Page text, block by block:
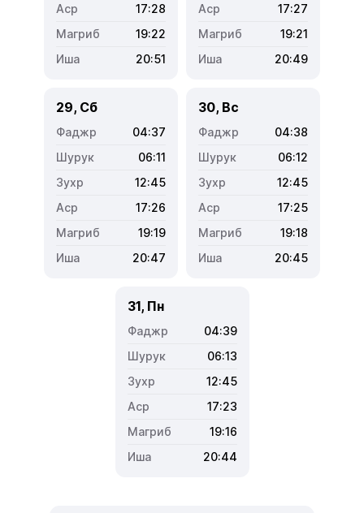
17:28
19:22
20:51
17:27
19:21
20:49
29, Сб
04:37
06:11
12:45
17:26
19:19
20:47
30, Вс
04:38
06:12
12:45
17:25
19:18
20:45
31, Пн
04:39
06:13
12:45
17:23
19:16
20:44